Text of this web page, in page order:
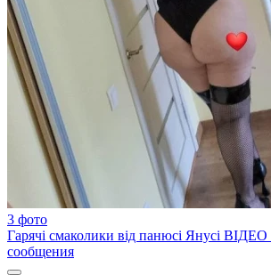
3 фото
Гарячі смаколики від панюсі Янусі
сообщения